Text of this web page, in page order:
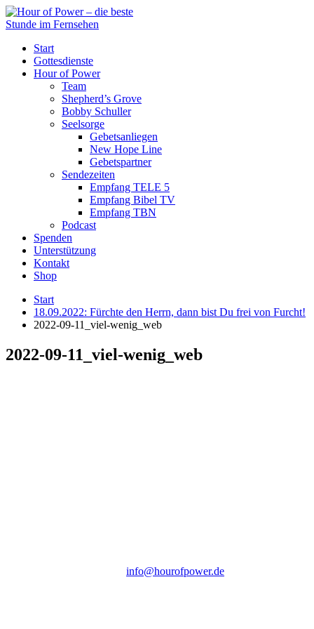
Start
Gottesdienste
Hour of Power
Team
Shepherd’s Grove
Bobby Schuller
Seelsorge
Gebetsanliegen
New Hope Line
Gebetspartner
Sendezeiten
Empfang TELE 5
Empfang Bibel TV
Empfang TBN
Podcast
Spenden
Unterstützung
Kontakt
Shop
Start
18.09.2022: Fürchte den Herrn, dann bist Du frei von Furcht!
2022-09-11_viel-wenig_web
2022-09-11_viel-wenig_web
info@hourofpower.de